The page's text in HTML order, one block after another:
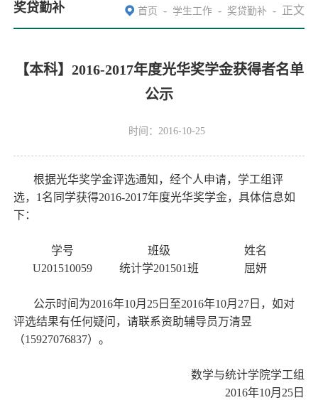
奖贷勤补 首页 - 学生工作 - 奖贷勤补 - 正文
【本科】2016-2017年度光华奖学金获得者名单
公示
时间：2016-10-25
根据光华奖学金评选通知，经个人申请，学工组评
选， 1名同学获得2016-2017年度光华奖学金，具体信息如
下：
学号 班级
姓名
U201510059
统计学201501班 屈妍
公示时间为2016年10月25 日至2016年10月27 日，如对
评选结果有任何疑问，请联系资助辅导员万清昱
（15927076837）。
数学与统计学院学工组
2016年10月 25日